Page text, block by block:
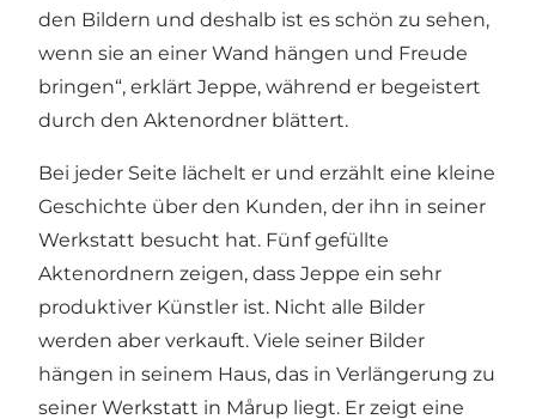
den Bildern und deshalb ist es schön zu sehen,
wenn sie an einer Wand hängen und Freude
bringen“, erklärt Jeppe, während er begeistert
durch den Aktenordner blättert.
Bei jeder Seite lächelt er und erzählt eine kleine
Geschichte über den Kunden, der ihn in seiner
Werkstatt besucht hat. Fünf gefüllte
Aktenordnern zeigen, dass Jeppe ein sehr
produktiver Künstler ist. Nicht alle Bilder
werden aber verkauft. Viele seiner Bilder
hängen in seinem Haus, das in Verlängerung zu
seiner Werkstatt in Mårup liegt. Er zeigt eine